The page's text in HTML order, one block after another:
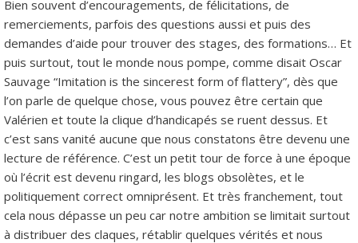
Bien souvent d’encouragements, de félicitations, de
remerciements, parfois des questions aussi et puis des
demandes d’aide pour trouver des stages, des formations… Et
puis surtout, tout le monde nous pompe, comme disait Oscar
Sauvage “Imitation is the sincerest form of flattery”, dès que
l’on parle de quelque chose, vous pouvez être certain que
Valérien et toute la clique d’handicapés se ruent dessus. Et
c’est sans vanité aucune que nous constatons être devenu une
lecture de référence. C’est un petit tour de force à une époque
où l’écrit est devenu ringard, les blogs obsolètes, et le
politiquement correct omniprésent. Et très franchement, tout
cela nous dépasse un peu car notre ambition se limitait surtout
à distribuer des claques, rétablir quelques vérités et nous